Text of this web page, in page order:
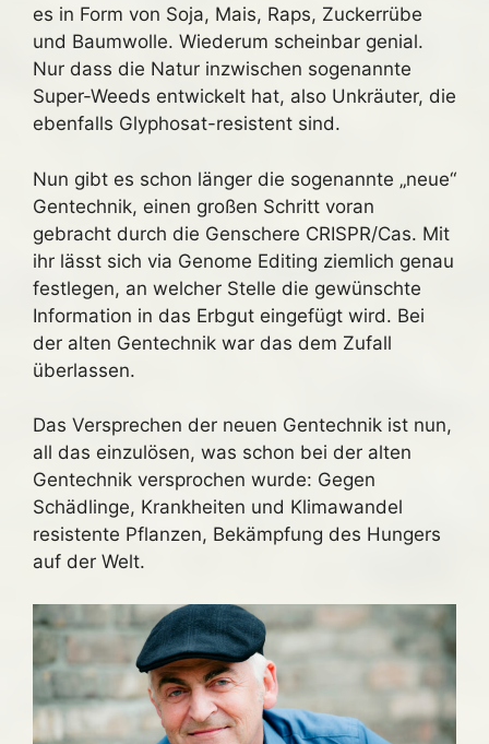
es in Form von Soja, Mais, Raps, Zuckerrübe
und Baumwolle. Wiederum scheinbar genial.
Nur dass die Natur inzwischen sogenannte
Super-Weeds entwickelt hat, also Unkräuter, die
ebenfalls Glyphosat-resistent sind.
Nun gibt es schon länger die sogenannte „neue“
Gentechnik, einen großen Schritt voran
gebracht durch die Genschere CRISPR/Cas. Mit
ihr lässt sich via Genome Editing ziemlich genau
festlegen, an welcher Stelle die gewünschte
Information in das Erbgut eingefügt wird. Bei
der alten Gentechnik war das dem Zufall
überlassen.
Das Versprechen der neuen Gentechnik ist nun,
all das einzulösen, was schon bei der alten
Gentechnik versprochen wurde: Gegen
Schädlinge, Krankheiten und Klimawandel
resistente Pflanzen, Bekämpfung des Hungers
auf der Welt.